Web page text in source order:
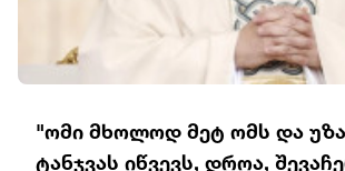
"ომი მხოლოდ მეტ ომს და
ტანჯვას იწვევს, დროა,